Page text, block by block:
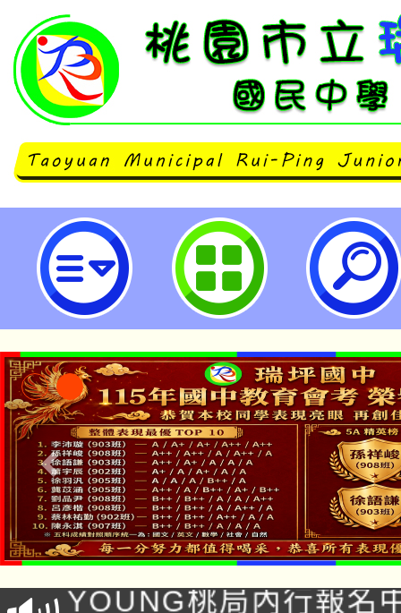
新北市立三重高級商工職業學校辦
財商大考驗競賽」-桃園市立瑞坪
「本色祭」8/29、30在
場熱烈登場!
8/21下午1時於龍潭區
徵才活動。
YOUNG桃局內行報名